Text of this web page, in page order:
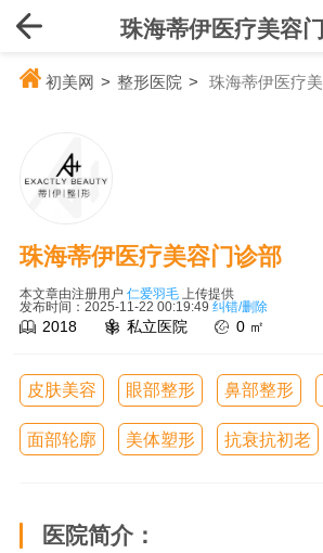
珠海蒂伊医疗美容
初美网 > 整形医院 > 珠海蒂伊医疗
珠海蒂伊医疗美容门诊部
本文章由注册用户 仁爱羽毛上传提供
发布时间：2025-11-22 00:19:49 纠错/删除
2018 私立医院 0 ㎡
皮肤美容 眼部整形 鼻部整形
面部轮廓 美体塑形 抗衰抗初老
医院简介：